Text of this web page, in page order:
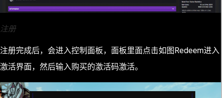
注册
注册完成后，会进入控制面板，面板里面点击如图Redeem进入
激活界面，然后输入购买的激活码激活。